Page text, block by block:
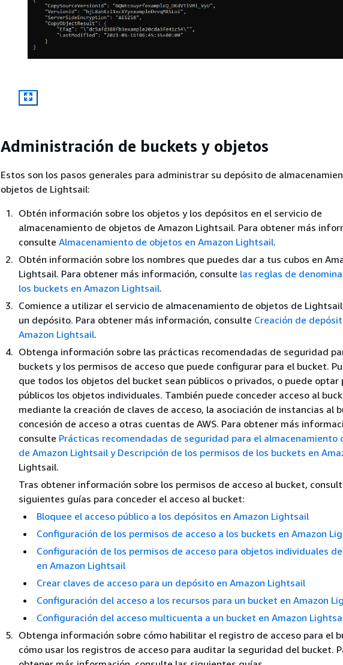
Administración de buckets y objetos
Estos son los pasos generales para administrar su depósito de
objetos de Lightsail:
Obtén información sobre los objetos y los depósitos en el servicio de
almacenamiento de objetos de Amazon Lightsail. Para obtener más
consulte Almacenamiento de objetos en Amazon Lightsail.
Obtén información sobre los nombres que puedes dar a tus cubos en
Lightsail. Para obtener más información, consulte las reglas de
los buckets en Amazon Lightsail.
Comience a utilizar el servicio de almacenamiento de objetos de
un depósito. Para obtener más información, consulte Creación de
Amazon Lightsail.
Obtenga información sobre las prácticas recomendadas de seguridad
buckets y los permisos de acceso que puede configurar para el bucket.
que todos los objetos del bucket sean públicos o privados, o puede optar
públicos los objetos individuales. También puede conceder acceso al
mediante la creación de claves de acceso, la asociación de instancias al
concesión de acceso a otras cuentas de AWS. Para obtener más
consulte Prácticas recomendadas de seguridad para el almacenamiento
de Amazon Lightsail y Descripción de los permisos de los buckets en
Lightsail.
Tras obtener información sobre los permisos de acceso al bucket,
siguientes guías para conceder el acceso al bucket:
Bloquee el acceso público a los depósitos en Amazon Lightsail
Configuración de los permisos de acceso a los buckets en Amazon
Configuración de los permisos de acceso para objetos individuales
en Amazon Lightsail
Crear claves de acceso para un depósito en Amazon Lightsail
Configuración del acceso a los recursos para un bucket en Amazon
Configuración del acceso multicuenta a un bucket en Amazon
Obtenga información sobre cómo habilitar el registro de acceso para el
cómo usar los registros de acceso para auditar la seguridad del bucket.